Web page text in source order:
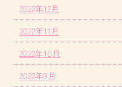
2022年12月
2022年11月
2022年10月
2022年9月